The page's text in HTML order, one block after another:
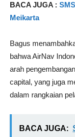
BACA JUGA :
Meikarta
Bagus
bahwa AirNav
arah
capital, yang juga
dalam rangkaian
BACA JUGA: